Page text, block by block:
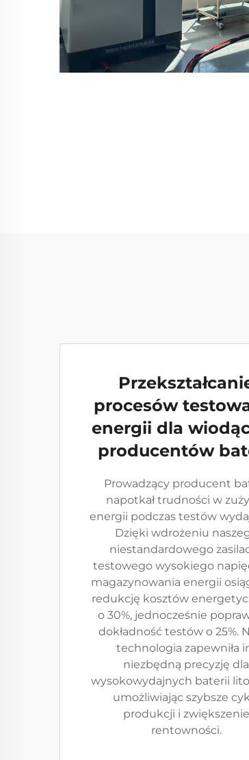
procesów
energii dla
producentów
Prowadzący producent
napotkał trudności w
energii podczas testów
Dzięki wdrożeniu
niestandardowego
testowego wysokiego
magazynowania energii
redukcję kosztów
o 30%, jednocześnie
dokładność testów o 25%.
technologia zapewniła
niezbędną precyzję dla
wysokowydajnych baterii
umożliwiając szybsze
produkcji i zwiększenie
rentowności.